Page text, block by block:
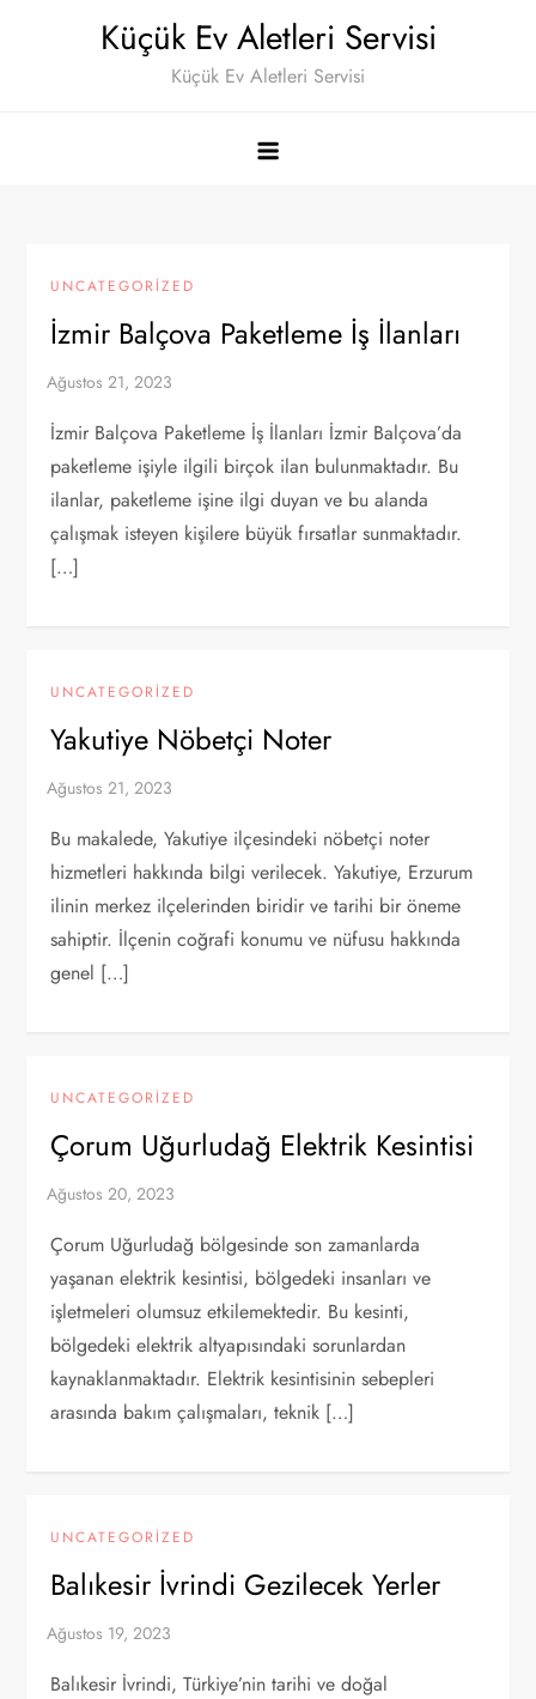
Küçük Ev Aletleri Servisi
Küçük Ev Aletleri Servisi
UNCATEGORIZED
İzmir Balçova Paketleme İş İlanları
İzmir Balçova Paketleme İş İlanları İzmir Balçova’da
paketleme işiyle ilgili birçok ilan bulunmaktadır. Bu
ilanlar, paketleme işine ilgi duyan ve bu alanda
çalışmak isteyen kişilere büyük fırsatlar sunmaktadır.
[…]
UNCATEGORIZED
Yakutiye Nöbetçi Noter
Bu makalede, Yakutiye ilçesindeki nöbetçi noter
hizmetleri hakkında bilgi verilecek. Yakutiye, Erzurum
ilinin merkez ilçelerinden biridir ve tarihi bir öneme
sahiptir. İlçenin coğrafi konumu ve nüfusu hakkında
genel […]
UNCATEGORIZED
Çorum Uğurludağ Elektrik Kesintisi
Çorum Uğurludağ bölgesinde son zamanlarda
yaşanan elektrik kesintisi, bölgedeki insanları ve
işletmeleri olumsuz etkilemektedir. Bu kesinti,
bölgedeki elektrik altyapısındaki sorunlardan
kaynaklanmaktadır. Elektrik kesintisinin sebepleri
arasında bakım çalışmaları, teknik […]
UNCATEGORIZED
Balıkesir İvrindi Gezilecek Yerler
Balıkesir İvrindi, Türkiye’nin tarihi ve doğal